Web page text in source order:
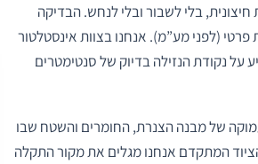
בלי לשבור ובלי לנחש. הבדיקה
חצי שעה לשעה וחצי, ועולה 450-800 ₪ בדירה ו-750-1,200 ₪ בבית פרטי (לפני מע”מ). אנחנו בצוות אינסטלטור
נקודת הנזילה בדיוק של סנטימטרים
עמוקה של מבנה הצנרת, החומרים והשטח שבו
הציוד המתקדם אנחנו מגלים את מקור התקלה